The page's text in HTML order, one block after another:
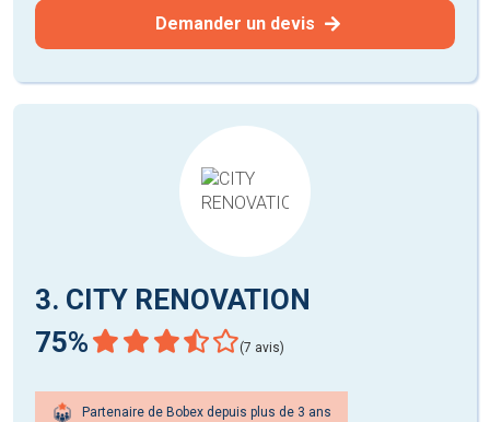
Demander un devis
3. CITY RENOVATION
75%
(7 avis)
Partenaire de Bobex depuis plus de 3 ans